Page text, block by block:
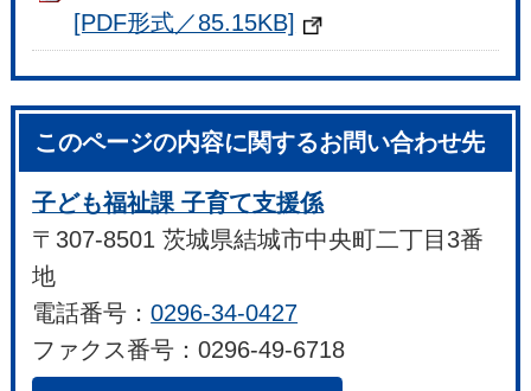
[PDF形式／85.15KB]
このページの内容に関するお問い合わせ先
子ども福祉課 子育て支援係
〒307-8501 茨城県結城市中央町二丁目3番
地
電話番号：0296-34-0427
ファクス番号：0296-49-6718